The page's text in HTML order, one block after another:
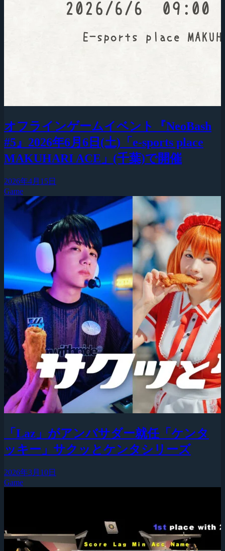
オフラインゲームイベント『NeoBash
#5』2026年6月6日(土)「e-sports place
MAKUHARI ACE」(千葉)で開催
2026年4月15日
Game
「Laz」がアンバサダー就任「ケンタ
ッキー」サクッとケンタシリーズ
2026年3月10日
Game